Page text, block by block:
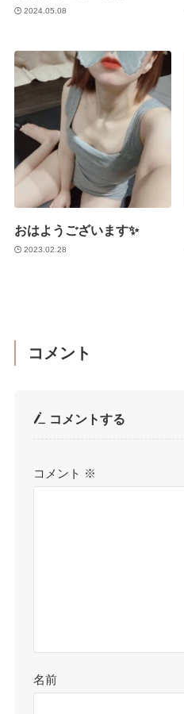
2024.05.08
おはようございます✨
2023.02.28
コメント
コメントする
コメント ※
名前